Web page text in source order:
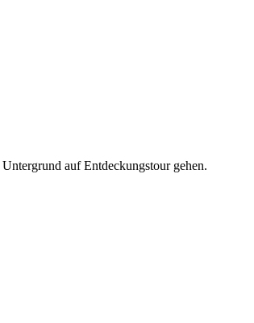
auf Entdeckungstour gehen.